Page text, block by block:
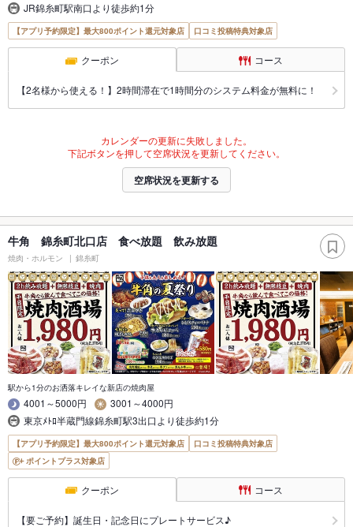
JR錦糸町駅南口より徒歩約1分
【アプリ予約限定】最大800ポイント還元対象店 口コミ投稿特典対象店
クーポン コース
【2名様から使える！】2時間滞在で1時間分のシステム料金が無料に！
カレンダーの更新に失敗しました。
下記ボタンを押して空席状況を更新してください。
空席状況を更新する
牛角 錦糸町北口店 食べ放題 飲み放題
焼肉・ホルモン 錦糸町
駅から1分のお洒落キレイな新店の焼肉屋
4001～5000円
3001～4000円
東京ﾒﾄﾛ半蔵門線錦糸町駅3出口より徒歩約1分
【アプリ予約限定】最大800ポイント還元対象店
口コミ投稿特典対象店
ポイントプラス対象店
クーポン コース
【要ご予約】誕生日・記念日にプレートサービス♪